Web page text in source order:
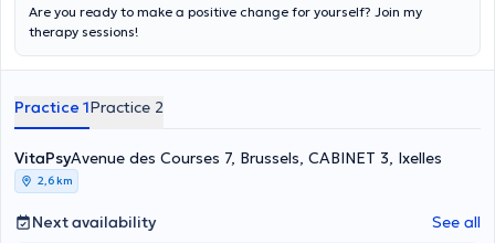
Are you ready to make a positive change for yourself? Join my
therapy sessions!
Practice 1Practice 2
VitaPsy Avenue des Courses 7, Brussels, CABINET 3, Ixelles
2,6 km
Next availability See all